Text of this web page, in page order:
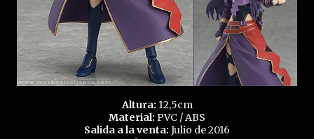
Altura: 12,5cm
Material: PVC / ABS
Salida a la venta: Julio de 2016